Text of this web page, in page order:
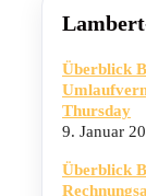
Überblick
Thursday
9. Januar
Überblick